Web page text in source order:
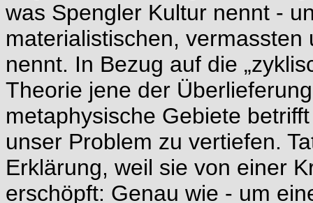
was Spengler Kultur nennt -
materialistischen,
nennt. In Bezug auf die
Theorie jene der
metaphysische Gebiete
unser Problem zu vertiefen.
Erklärung, weil sie von einer
erschöpft: Genau wie - um